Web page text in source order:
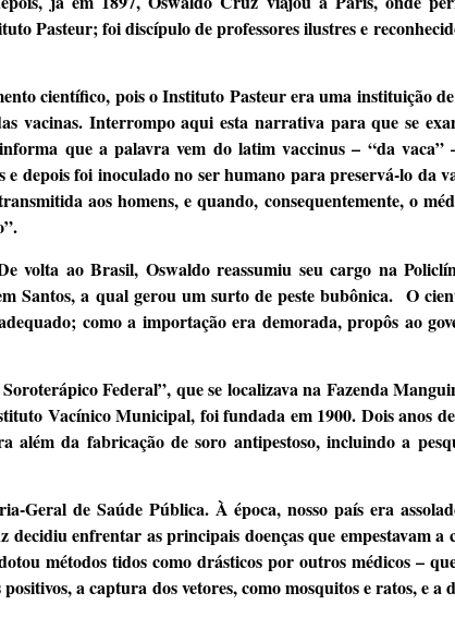
Pasteur; foi discípulo de professores ilustres e
científico, pois o Instituto Pasteur era uma instituição
vacinas. Interrompo aqui esta narrativa para que se
que a palavra vem do latim vaccinus – “da vaca”
e depois foi inoculado no ser humano para preservá-lo da
aos homens, e quando, consequentemente, o
volta ao Brasil, Oswaldo reassumiu seu cargo na
Santos, a qual gerou um surto de peste bubônica. O
como a importação era demorada, propôs ao
Federal”, que se localizava na Fazenda
Vacínico Municipal, foi fundada em 1900. Dois anos
da fabricação de soro antipestoso, incluindo a
Geral de Saúde Pública. À época, nosso país era
decidiu enfrentar as principais doenças que empestavam
métodos tidos como drásticos por outros médicos –
a captura dos vetores, como mosquitos e ratos, e a